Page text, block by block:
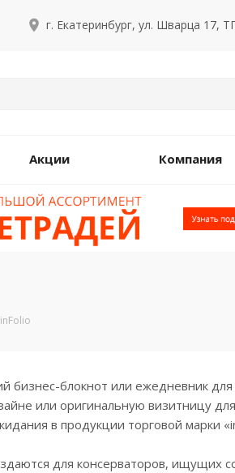
г. Екатеринбург, ул. Шварца 17,
Акции Компания
бизнес-блокнот или ежедневник
или оригинальную визитницу
в продукции торговой марки
для консерваторов, ищущих